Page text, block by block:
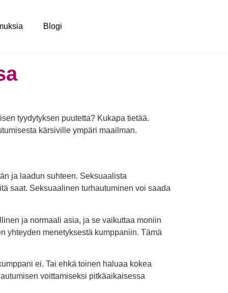
Blogi
tyydytyksen puutetta? Kukapa tietää.
kärsiville ympäri maailman.
ja laadun suhteen. Seksuaalista
saat. Seksuaalinen turhautuminen voi saada
ja normaali asia, ja se vaikuttaa moniin
yhteyden menetyksestä kumppaniin. Tämä
ei. Tai ehkä toinen haluaa kokea
voittamiseksi pitkäaikaisessa